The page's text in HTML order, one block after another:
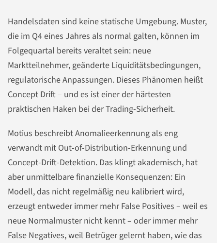
Handelsdaten sind keine statische Umgebung. Muster,
die im Q4 eines Jahres als normal galten, können im
Folgequartal bereits veraltet sein: neue
Marktteilnehmer, geänderte Liquiditätsbedingungen,
regulatorische Anpassungen. Dieses Phänomen heißt
Concept Drift – und es ist einer der härtesten
praktischen Haken bei der Trading-Sicherheit.
Motius beschreibt Anomalieerkennung als eng
verwandt mit Out-of-Distribution-Erkennung und
Concept-Drift-Detektion. Das klingt akademisch, hat
aber unmittelbare finanzielle Konsequenzen: Ein
Modell, das nicht regelmäßig neu kalibriert wird,
erzeugt entweder immer mehr False Positives – weil es
neue Normalmuster nicht kennt – oder immer mehr
False Negatives, weil Betrüger gelernt haben, wie das